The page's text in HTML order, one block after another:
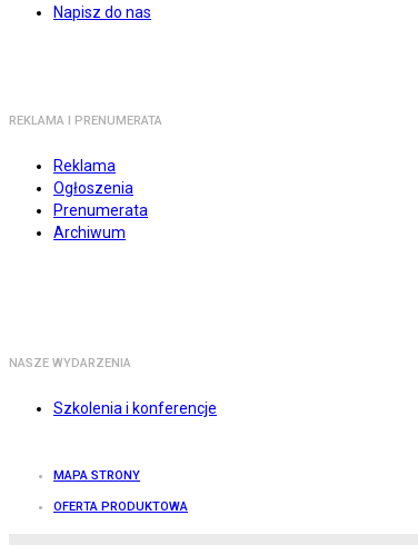
Napisz do nas
REKLAMA I PRENUMERATA
Reklama
Ogłoszenia
Prenumerata
Archiwum
NASZE WYDARZENIA
Szkolenia i konferencje
MAPA STRONY
OFERTA PRODUKTOWA